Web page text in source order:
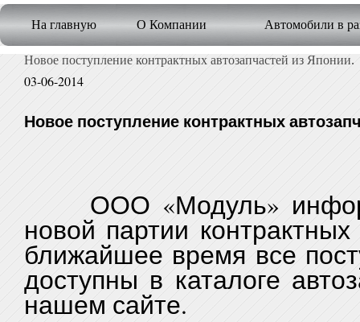
На главную О Компании Автомобили в
Новое поступление контрактных автозапчастей из Японии.
03-06-2014
Новое поступление контрактных
ООО «Модуль»
новой партии
ближайшее время все
доступны в каталоге
нашем сайте.